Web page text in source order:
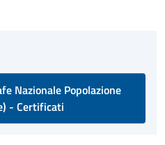
Nazionale Popolazione
- Certificati